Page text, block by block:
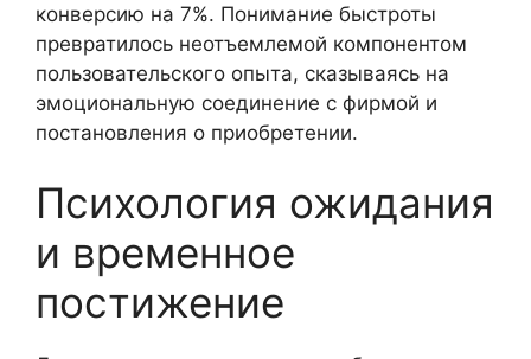
конверсию на 7%. Понимание быстроты
превратилось неотъемлемой компонентом
пользовательского опыта, сказываясь на
эмоциональную соединение с фирмой и
постановления о приобретении.
Психология ожидания
и временное
постижение